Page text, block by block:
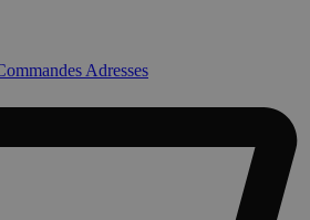
Adresses